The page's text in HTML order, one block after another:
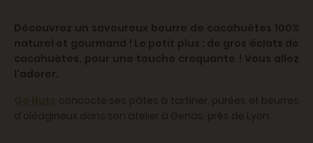
Découvrez un savoureux beurre de cacahuètes 100%
naturel et gourmand ! Le petit plus : de gros éclats de
cacahuètes, pour une touche croquante ! Vous allez
l'adorer.
Go Nuts concocte ses pâtes à tartiner, purées et beurres
d'oléagineux dans son atelier à Genas, près de Lyon.